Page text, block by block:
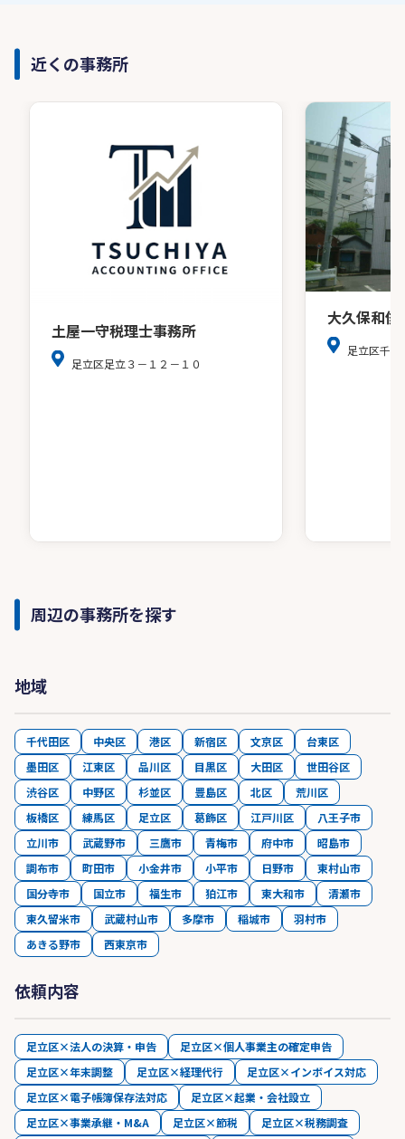
近くの事務所
土屋一守税理士事務所
足立区足立３－１２－１０
大久保和
足立区千
周辺の事務所を探す
地域
千代田区 中央区 港区 新宿区 文京区
台東区
墨田区
江東区 品川区 目黒区 大田区
世田谷区
渋谷区
中野区 杉並区 豊島区 北区
荒川区
板橋区
練馬区 足立区 葛飾区 江戸川区
八王子市
立川市
武蔵野市 三鷹市 青梅市 府中市
昭島市
調布市
町田市 小金井市 小平市 日野市
東村山市
国分寺市
国立市 福生市 狛江市 東大和市
清瀬市
東久留米市
武蔵村山市 多摩市 稲城市
羽村市
あきる野市
西東京市
依頼内容
足立区×法人の決算・申告
足立区×個人事業主の確定申告
足立区×年末調整
足立区×経理代行
足立区×インボイス対応
足立区×電子帳簿保存法対応
足立区×起業・会社設立
足立区×事業承継・M&A
足立区×節税
足立区×税務調査